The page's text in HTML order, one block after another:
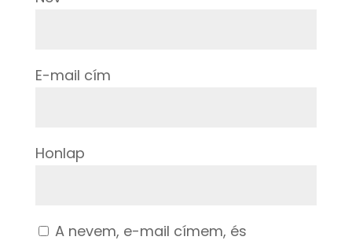
E-mail cím
Honlap
A nevem, e-mail címem, és